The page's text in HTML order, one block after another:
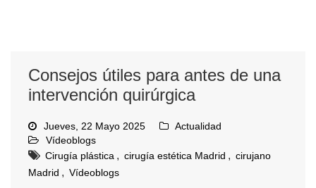
Consejos útiles para antes de una
intervención quirúrgica
Jueves, 22 Mayo 2025
Actualidad
Vídeoblogs
Cirugía plástica , cirugía estética Madrid , cirujano
Madrid , Vídeoblogs